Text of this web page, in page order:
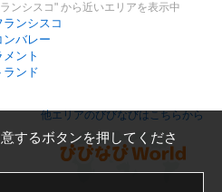
ンシスコ" から近いエリアを表示中
ンシスコ
バレー
ント
ランド
他エリアのびびなびはこちらから
するボタンを押してくださ